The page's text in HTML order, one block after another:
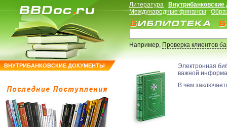
ВНУТРИБАНКОВСКИЕ ДОКУМЕНТЫ
Литература
Международные финансы
Например,Проверка клиентов
Электронная
важной
В чем